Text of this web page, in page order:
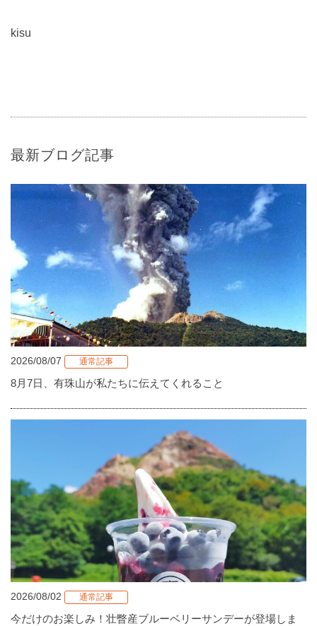
kisu
最新ブログ記事
2026/08/07 通常記事
8月7日、有珠山が私たちに伝えてくれること
2026/08/02 通常記事
今だけのお楽しみ！壮瞥産ブルーベリーサンデーが登場しま